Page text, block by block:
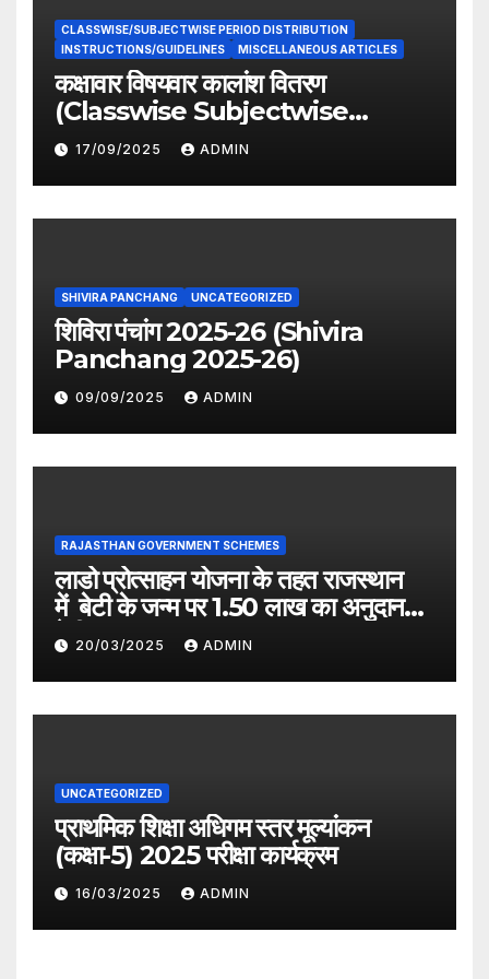
CLASSWISE/SUBJECTWISE PERIOD DISTRIBUTION
INSTRUCTIONS/GUIDELINES
MISCELLANEOUS ARTICLES
कक्षावार विषयवार कालांश वितरण
(Classwise Subjectwise
period distribution)
17/09/2025 ADMIN
SHIVIRA PANCHANG UNCATEGORIZED
शिविरा पंचांग 2025-26 (Shivira
Panchang 2025-26)
09/09/2025 ADMIN
RAJASTHAN GOVERNMENT SCHEMES
लाडो प्रोत्साहन योजना के तहत राजस्थान
में बेटी के जन्म पर 1.50 लाख का अनुदान
देगी सरकार
20/03/2025 ADMIN
UNCATEGORIZED
प्राथमिक शिक्षा अधिगम स्तर मूल्यांकन
(कक्षा-5) 2025 परीक्षा कार्यक्रम
16/03/2025 ADMIN